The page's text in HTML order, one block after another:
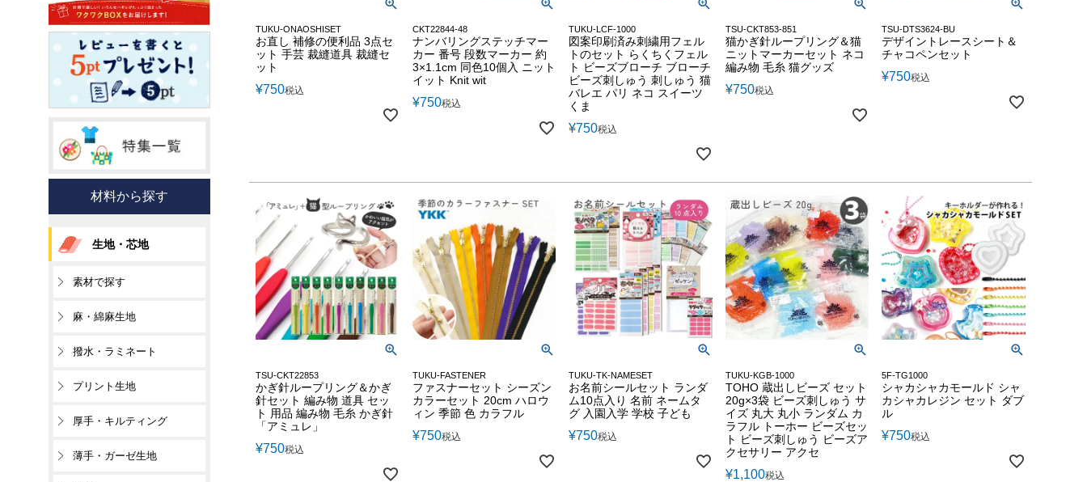
TUKU-ONAOSHISET
お直し 補修の便利品 3点セ
ット 手芸 裁縫道具 裁縫セ
ット
¥750税込
CKT22844-48
ナンバリングステッチマー
カー 番号 段数マーカー 約
3×1.1cm 同色10個入 ニット
イット Knit wit
¥750税込
TUKU-LCF-1000
図案印刷済み刺繍用フェル
トのセット らくちくフェル
ト ビーズブローチ ブローチ
ビーズ刺しゅう 刺しゅう 猫
バレエ パリ ネコ スイーツ
くま
¥750税込
TSU-CKT853-851
猫かぎ針ループリング＆猫
ニットマーカーセット ネコ
編み物 毛糸 猫グッズ
¥750税込
TSU-DTS3624-BU
デザイントレースシート＆
チャコペンセット
¥750税込
TSU-CKT22853
かぎ針ループリング＆かぎ
針セット 編み物 道具 セッ
ト 用品 編み物 毛糸 かぎ針
「アミュレ」
¥750税込
TUKU-FASTENER
ファスナーセット シーズン
カラーセット 20cm ハロウ
ィン 季節 色 カラフル
¥750税込
TUKU-TK-NAMESET
お名前シールセット ランダ
ム10点入り 名前 ネームタ
グ 入園入学 学校 子ども
¥750税込
TUKU-KGB-1000
TOHO 蔵出しビーズ セット
20g×3袋 ビーズ刺しゅう サ
イズ 丸大 丸小 ランダム カ
ラフル トーホー ビーズセッ
ト ビーズ刺しゅう ビーズア
クセサリー アクセ
¥1,100税込
5F-TG1000
シャカシャカモールド シャ
カシャカレジン セット ダブ
ル
¥750税込
材料から探す
生地・芯地
素材で探す
麻・綿麻生地
撥水・ラミネート
プリント生地
厚手・キルティング
薄手・ガーゼ生地